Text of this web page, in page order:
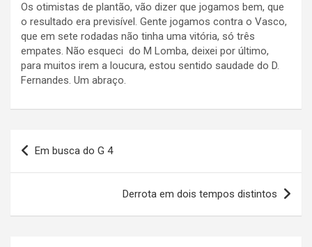
Os otimistas de plantão, vão dizer que jogamos bem, que
o resultado era previsível. Gente jogamos contra o Vasco,
que em sete rodadas não tinha uma vitória, só três
empates. Não esqueci do M Lomba, deixei por último,
para muitos irem a loucura, estou sentido saudade do D.
Fernandes. Um abraço.
Navegação
de
Em busca do G 4
Derrota em dois tempos distintos